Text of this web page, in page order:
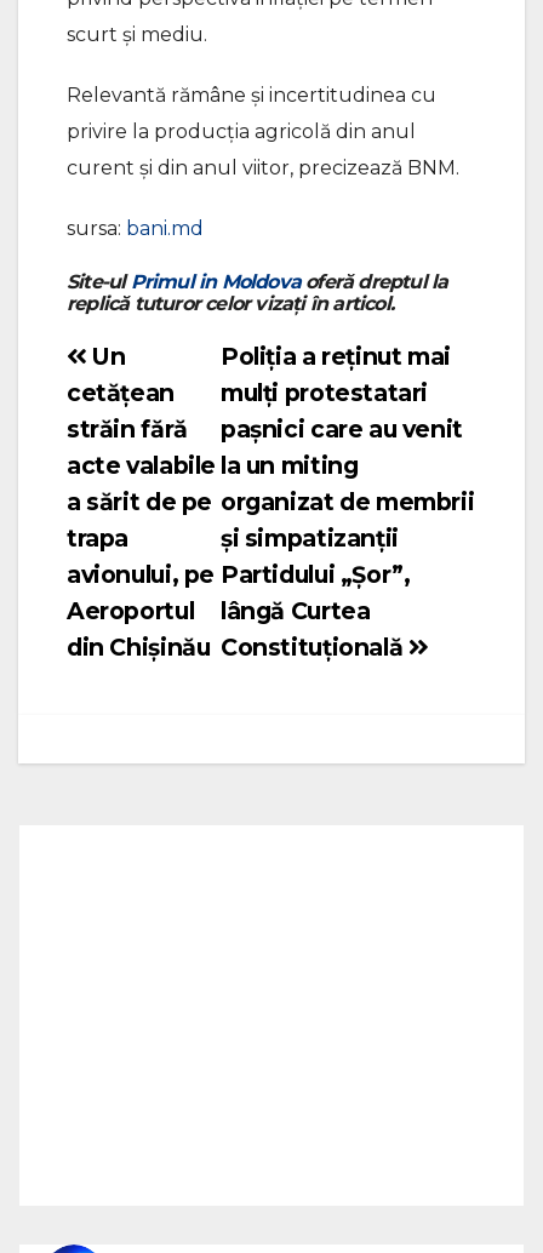
scurt și mediu.
Relevantă rămâne și incertitudinea cu
privire la producția agricolă din anul
curent și din anul viitor, precizează BNM.
sursa: bani.md
Site-ulPrimul in Moldovaoferă dreptul la
replică tuturor celor vizați în articol.
Navigare
în
articole
Poliția a reținut mai
mulți protestatari
pașnici care au venit
la un miting
organizat de membrii
și simpatizanții
Partidului „Șor”,
lângă Curtea
Constituțională
Un
cetățean
străin fără
acte valabile
a sărit de pe
trapa
avionului, pe
Aeroportul
din Chișinău